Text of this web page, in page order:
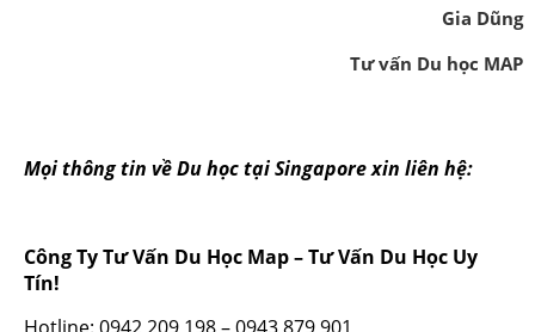
Gia Dũng
Tư vấn Du học MAP
Mọi thông tin về Du học tại Singapore xin liên hệ:
Công Ty Tư Vấn Du Học Map – Tư Vấn Du Học Uy
Tín!
Hotline: 0942 209 198 – 0943 879 901